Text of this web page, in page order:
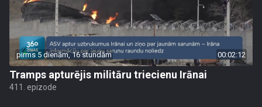
pirms 5 dienām, 16 stundām 00:02:12
Tramps apturējis militāru triecienu Irānai
411. epizode